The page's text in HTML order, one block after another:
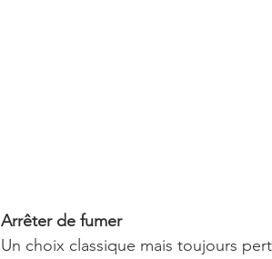
Arrêter de fumer
Un choix classique mais toujours